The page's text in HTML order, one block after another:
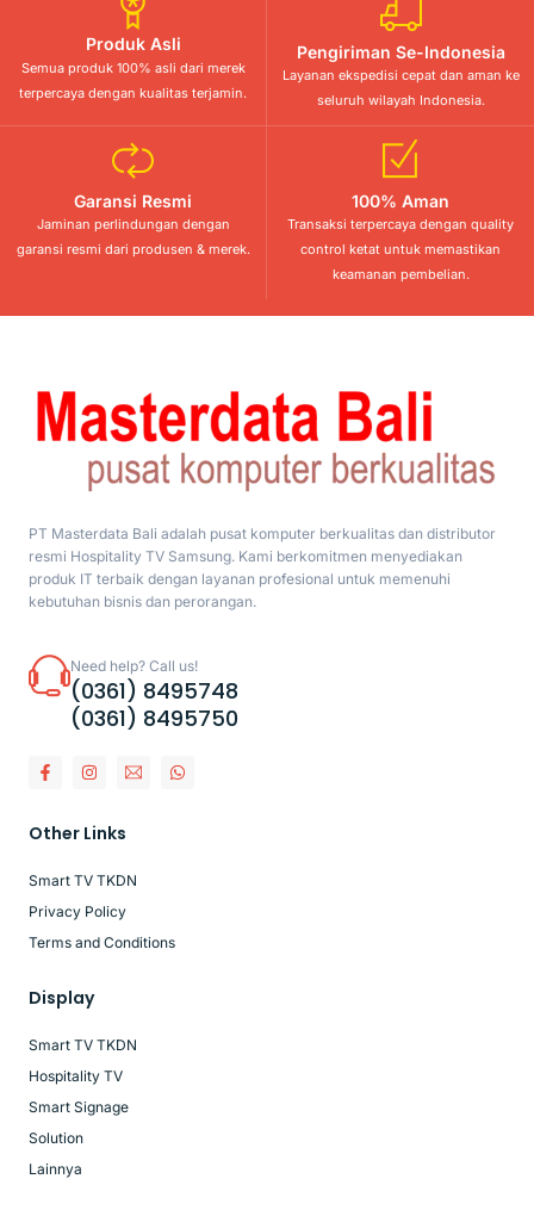
Produk Asli
Semua produk 100% asli dari merek
terpercaya dengan kualitas terjamin.
Pengiriman Se-Indonesia
Layanan ekspedisi cepat dan aman ke
seluruh wilayah Indonesia.
Garansi Resmi
Jaminan perlindungan dengan
garansi resmi dari produsen & merek.
100% Aman
Transaksi terpercaya dengan quality
control ketat untuk memastikan
keamanan pembelian.
PT Masterdata Bali adalah pusat komputer berkualitas dan distributor
resmi Hospitality TV Samsung. Kami berkomitmen menyediakan
produk IT terbaik dengan layanan profesional untuk memenuhi
kebutuhan bisnis dan perorangan.
Need help? Call us!
(0361) 8495748
(0361) 8495750
Other Links
Smart TV TKDN
Privacy Policy
Terms and Conditions
Display
Smart TV TKDN
Hospitality TV
Smart Signage
Solution
Lainnya